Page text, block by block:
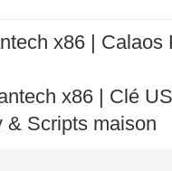
x86 |
x86 | Clé
& Scripts maison